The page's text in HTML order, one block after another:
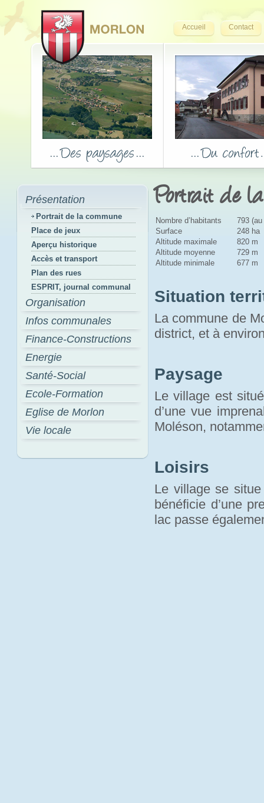
Accueil Contact
Présentation
Portrait de la commune
Place de jeux
Aperçu historique
Accès et transport
Plan des rues
ESPRIT, journal communal
Organisation
Infos communales
Finance-Constructions
Energie
Santé-Social
Ecole-Formation
Eglise de Morlon
Vie locale
Portrait de
Nombre d’habitants
793
Surface
248 ha
Altitude maximale
820 m
Altitude moyenne
729 m
Altitude minimale
677 m
Situation
La commune de
district, et à
Paysage
Le village est
d’une vue
Moléson,
Loisirs
Le village se
bénéficie d’une
lac passe